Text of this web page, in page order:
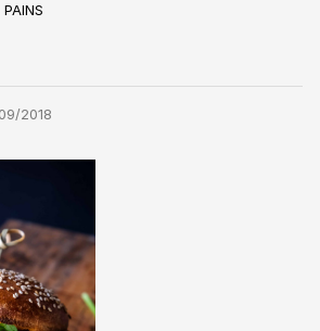
PAINS
2018